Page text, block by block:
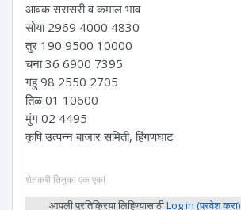
आवक सरासरी व कमाल भाव
सोया 2969 4000 4830
तुर 190 9500 10000
चना 36 6900 7395
गहु 98 2550 2705
तिळ 01 10600
मुंग 02 4495
कृषि उत्पन्न बाजार समिती, हिंगणघाट
शेतकरी तितुका एक एक!
आपली प्रतिक्रिया लिहिण्यासाठीLog in (प्रवेश करा)